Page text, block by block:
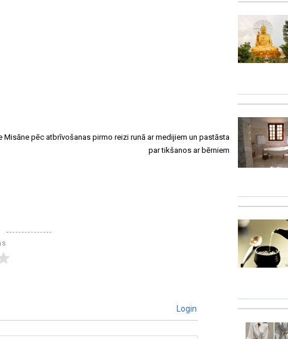
Misāne pēc atbrīvošanas pirmo reizi runā ar medijiem un pastāsta
par tikšanos ar bērniem
Login